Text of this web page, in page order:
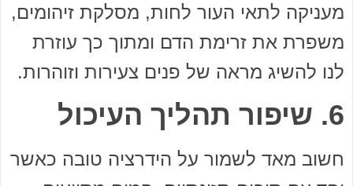
מעניקה לתאי העור לחות, מסלקת זיהומים,
משפרת את זרימת הדם ומתוך כך עוזרת
לנו להשיג מראה של פנים צעירות וזוהרות.
6. שיפור תהליך העיכול
חשוב מאד לשמור על הידרציה טובה כאשר